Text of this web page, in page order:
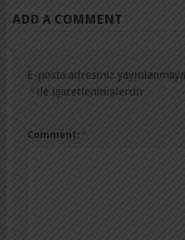
ADD A COMMENT
E-posta adresiniz
* ile işaretlenmişlerdir
Comment: *